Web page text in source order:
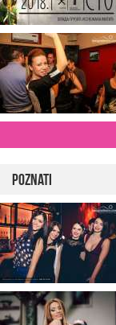
Poznati